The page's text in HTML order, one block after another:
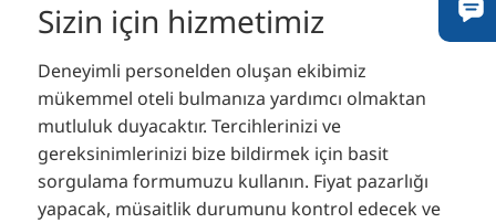
Sizin için hizmetimiz
Deneyimli personelden oluşan ekibimiz
mükemmel oteli bulmanıza yardımcı olmaktan
mutluluk duyacaktır. Tercihlerinizi ve
gereksinimlerinizi bize bildirmek için basit
sorgulama formumuzu kullanın. Fiyat pazarlığı
yapacak, müsaitlik durumunu kontrol edecek ve